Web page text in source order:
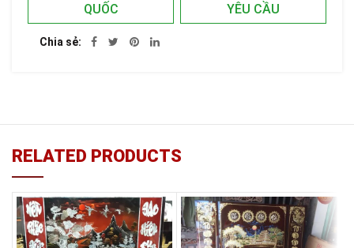
QUỐC
YÊU CẦU
Chia sẻ
RELATED PRODUCTS